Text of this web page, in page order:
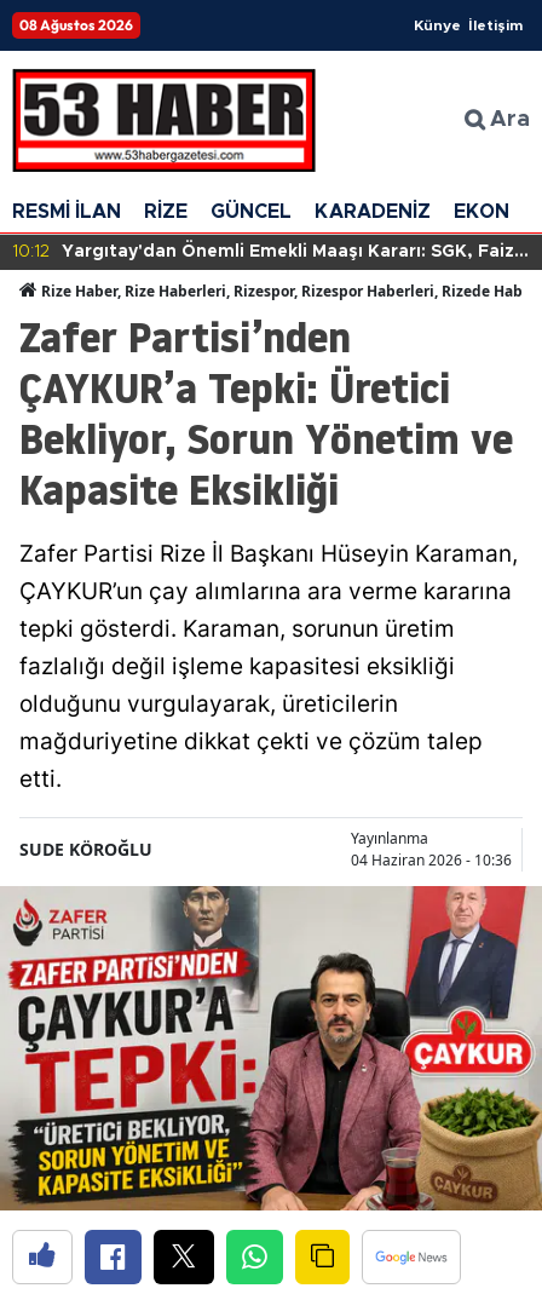
08 Ağustos 2026 Künye İletişim
Ara
RESMİ İLAN RİZE GÜNCEL KARADENİZ
10:12
Yargıtay'dan Önemli Emekli Maaşı Kararı: SGK, Faizle
Rize Haber, Rize Haberleri, Rizespor, Rizespor Haberleri, Rizede
Zafer Partisi’nden
ÇAYKUR’a Tepki: Üretici
Bekliyor, Sorun Yönetim ve
Kapasite Eksikliği
Zafer Partisi Rize İl Başkanı Hüseyin Karaman,
ÇAYKUR’un çay alımlarına ara verme kararına
tepki gösterdi. Karaman, sorunun üretim
fazlalığı değil işleme kapasitesi eksikliği
olduğunu vurgulayarak, üreticilerin
mağduriyetine dikkat çekti ve çözüm talep
etti.
SUDE KÖROĞLU
Yayınlanma
04 Haziran 2026 - 10:36